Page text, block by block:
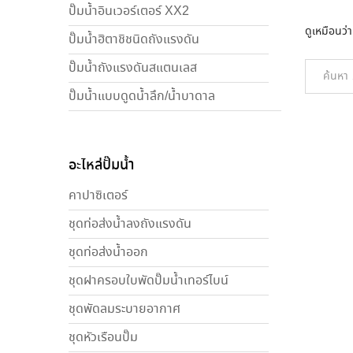
ดูเหมือนว่
ปั๊มน้ำอินเวอร์เตอร์ XX2
ปั๊มน้ำฮิตาชิชนิดถังแรงดัน
ปั๊มน้ำถังแรงดันสแตนเลส
ปั๊มน้ำแบบดูดน้ำลึก/น้ำบาดาล
อะไหล่ปั๊มน้ำ
คาปาซิเตอร์
ชุดท่อส่งน้ำลงถังแรงดัน
ชุดท่อส่งน้ำออก
ชุดฝาครอบใบพัดปั๊มน้ำเทอร์ไบน์
ชุดพัดลมระบายอากาศ
ชุดหัวเรือนปั๊ม